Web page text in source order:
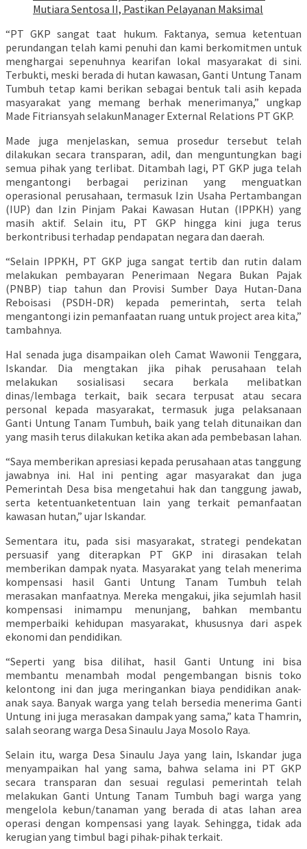
Mutiara Sentosa II, Pastikan Pelayanan Maksimal
“PT GKP sangat taat hukum. Faktanya, semua ketentuan
perundangan telah kami penuhi dan kami berkomitmen untuk
menghargai sepenuhnya kearifan lokal masyarakat di sini.
Terbukti, meski berada di hutan kawasan, Ganti Untung Tanam
Tumbuh tetap kami berikan sebagai bentuk tali asih kepada
masyarakat yang memang berhak menerimanya,” ungkap
Made Fitriansyah selakunManager External Relations PT GKP.
Made juga menjelaskan, semua prosedur tersebut telah
dilakukan secara transparan, adil, dan menguntungkan bagi
semua pihak yang terlibat. Ditambah lagi, PT GKP juga telah
mengantongi berbagai perizinan yang menguatkan
operasional perusahaan, termasuk Izin Usaha Pertambangan
(IUP) dan Izin Pinjam Pakai Kawasan Hutan (IPPKH) yang
masih aktif. Selain itu, PT GKP hingga kini juga terus
berkontribusi terhadap pendapatan negara dan daerah.
“Selain IPPKH, PT GKP juga sangat tertib dan rutin dalam
melakukan pembayaran Penerimaan Negara Bukan Pajak
(PNBP) tiap tahun dan Provisi Sumber Daya Hutan-Dana
Reboisasi (PSDH-DR) kepada pemerintah, serta telah
mengantongi izin pemanfaatan ruang untuk project area kita,”
tambahnya.
Hal senada juga disampaikan oleh Camat Wawonii Tenggara,
Iskandar. Dia mengtakan jika pihak perusahaan telah
melakukan sosialisasi secara berkala melibatkan
dinas/lembaga terkait, baik secara terpusat atau secara
personal kepada masyarakat, termasuk juga pelaksanaan
Ganti Untung Tanam Tumbuh, baik yang telah ditunaikan dan
yang masih terus dilakukan ketika akan ada pembebasan lahan.
“Saya memberikan apresiasi kepada perusahaan atas tanggung
jawabnya ini. Hal ini penting agar masyarakat dan juga
Pemerintah Desa bisa mengetahui hak dan tanggung jawab,
serta ketentuanketentuan lain yang terkait pemanfaatan
kawasan hutan,” ujar Iskandar.
Sementara itu, pada sisi masyarakat, strategi pendekatan
persuasif yang diterapkan PT GKP ini dirasakan telah
memberikan dampak nyata. Masyarakat yang telah menerima
kompensasi hasil Ganti Untung Tanam Tumbuh telah
merasakan manfaatnya. Mereka mengakui, jika sejumlah hasil
kompensasi inimampu menunjang, bahkan membantu
memperbaiki kehidupan masyarakat, khususnya dari aspek
ekonomi dan pendidikan.
“Seperti yang bisa dilihat, hasil Ganti Untung ini bisa
membantu menambah modal pengembangan bisnis toko
kelontong ini dan juga meringankan biaya pendidikan anak-
anak saya. Banyak warga yang telah bersedia menerima Ganti
Untung ini juga merasakan dampak yang sama,” kata Thamrin,
salah seorang warga Desa Sinaulu Jaya Mosolo Raya.
Selain itu, warga Desa Sinaulu Jaya yang lain, Iskandar juga
menyampaikan hal yang sama, bahwa selama ini PT GKP
secara transparan dan sesuai regulasi pemerintah telah
melakukan Ganti Untung Tanam Tumbuh bagi warga yang
mengelola kebun/tanaman yang berada di atas lahan area
operasi dengan kompensasi yang layak. Sehingga, tidak ada
kerugian yang timbul bagi pihak-pihak terkait.